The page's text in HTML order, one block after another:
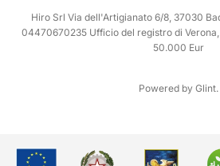
Hiro Srl Via dell'Artigianato 6/8, 37030
04470670235 Ufficio del registro di
50.000 Eur
Powered by Glint.